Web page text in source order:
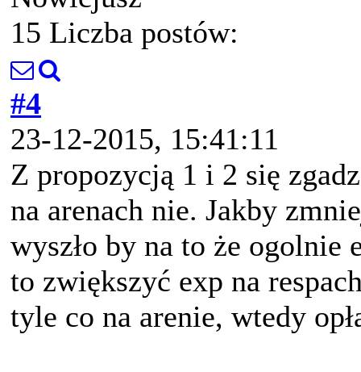
15 Liczba postów:
#4
23-12-2015, 15:41:11
Z propozycją 1 i 2 się
na arenach nie. Jakby
wyszło by na to że
to zwiększyć exp na
tyle co na arenie, wtedy